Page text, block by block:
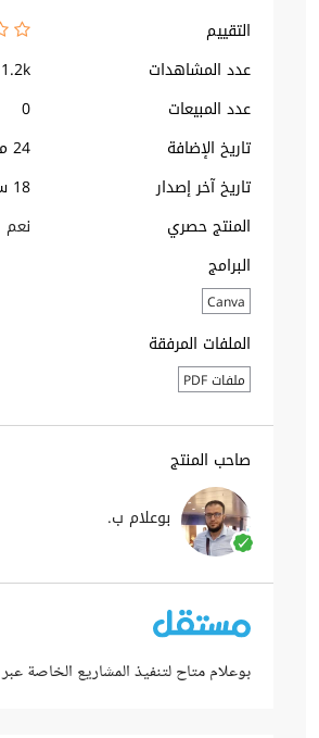
التقييم
عدد المشاهدات
1.2k
عدد المبيعات
0
تاريخ الإضافة
24 مايو 2023
تاريخ آخر إصدار
18 سبتمبر 2024
المنتج حصري
نعم
البرامج
Canva
الملفات المرفقة
ملفات PDF
صاحب المنتج
بوعلام ب.
بوعلام متاح لتنفيذ المشاريع الخاصة عبر